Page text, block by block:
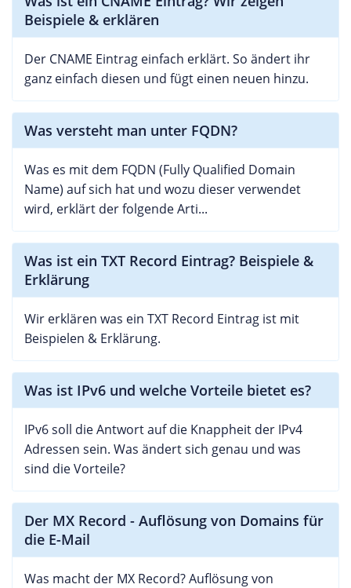
Beispiele & erklären
Der CNAME Eintrag einfach erklärt. So ändert ihr
ganz einfach diesen und fügt einen neuen hinzu.
Was versteht man unter FQDN?
Was es mit dem FQDN (Fully Qualified Domain
Name) auf sich hat und wozu dieser verwendet
wird, erklärt der folgende Arti...
Was ist ein TXT Record Eintrag? Beispiele &
Erklärung
Wir erklären was ein TXT Record Eintrag ist mit
Beispielen & Erklärung.
Was ist IPv6 und welche Vorteile bietet es?
IPv6 soll die Antwort auf die Knappheit der IPv4
Adressen sein. Was ändert sich genau und was
sind die Vorteile?
Der MX Record - Auflösung von Domains für
die E-Mail
Was macht der MX Record? Auflösung von